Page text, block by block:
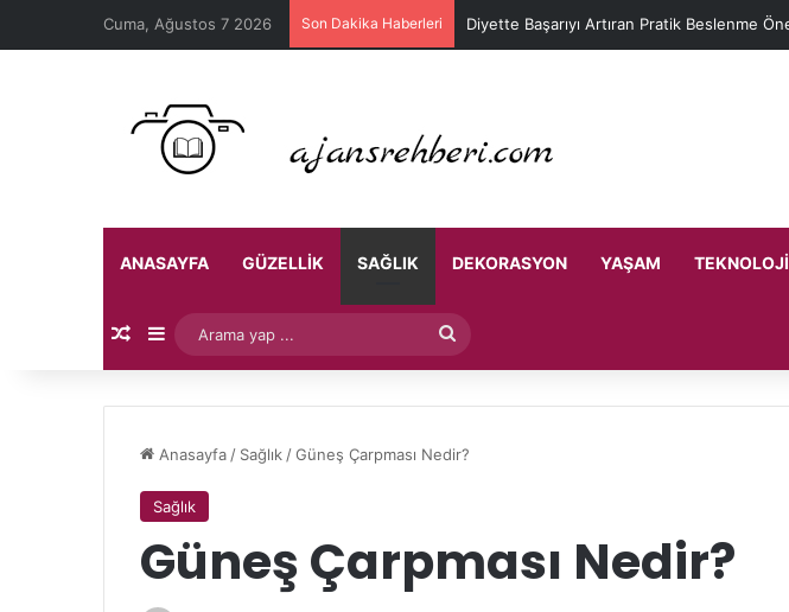
Cuma, Ağustos 7 2026 Son Dakika Haberleri Öğrenciler İçin Başarıyı Artıran Yöntemler
ANASAYFA GÜZELLIK SAĞLIK DEKORASYON YAŞAM TEKNOLOJI
Rastgele Makale
Kenar Bölmesi
Arama
yap
Anasayfa / Sağlık /Güneş Çarpması Nedir?
Sağlık
Güneş Çarpması Nedir?